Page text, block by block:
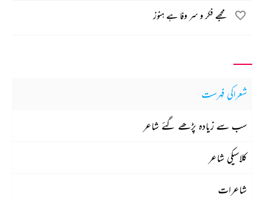
مجھے فکر و سر وفا ہے ہنوز
شعراکی فہرست
سب سے زیادہ پڑھے گئے شاعر
کلاسیکی شاعر
شاعرات